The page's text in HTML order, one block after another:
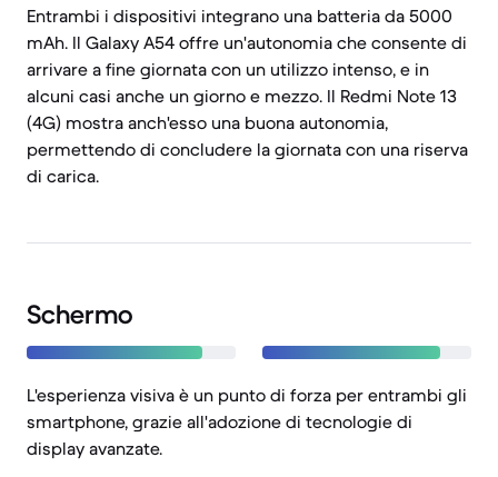
Entrambi i dispositivi integrano una batteria da 5000
mAh. Il Galaxy A54 offre un'autonomia che consente di
arrivare a fine giornata con un utilizzo intenso, e in
alcuni casi anche un giorno e mezzo. Il Redmi Note 13
(4G) mostra anch'esso una buona autonomia,
permettendo di concludere la giornata con una riserva
di carica.
Schermo
L'esperienza visiva è un punto di forza per entrambi gli
smartphone, grazie all'adozione di tecnologie di
display avanzate.